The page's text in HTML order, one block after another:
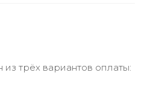
трёх вариантов оплаты: